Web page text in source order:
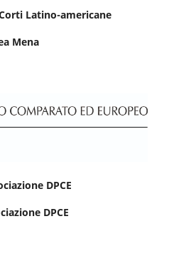
Latino-americane
Mena
DPCE
DPCE